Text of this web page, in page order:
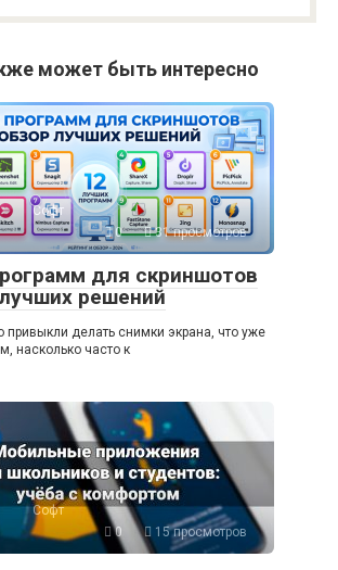
может быть интересно
Софт
0
31 просмотров
для скриншотов
решений
привыкли делать снимки экрана, что уже
насколько часто к
Софт
0
15 просмотров